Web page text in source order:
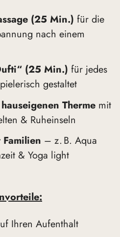
(25 Min.) für die
nach einem
(25 Min.) für jedes
gestaltet
Thermemit
& Ruheinseln
– z. B. Aqua
& Yoga light
Ihren Aufenthalt